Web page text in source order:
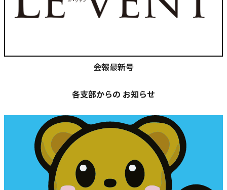
会報最新号
各支部からの お知らせ